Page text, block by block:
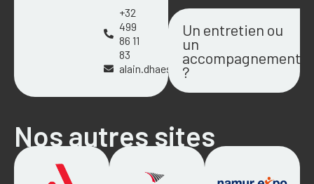
+32
499
86 11
83
alain.dhaese@easyfairs.com
Un entretien ou
un
accompagnement
?
Nos autres sites